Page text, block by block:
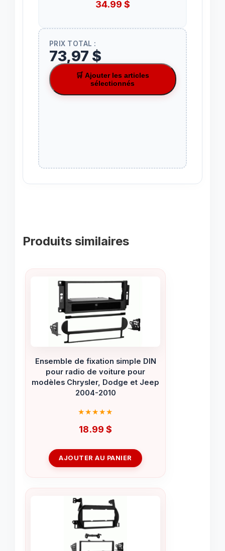
34.99 $
PRIX TOTAL :
73,97 $
🛒 Ajouter les articles
sélectionnés
Produits similaires
Ensemble de fixation simple DIN
pour radio de voiture pour
modèles Chrysler, Dodge et Jeep
2004-2010
18.99 $
AJOUTER AU PANIER